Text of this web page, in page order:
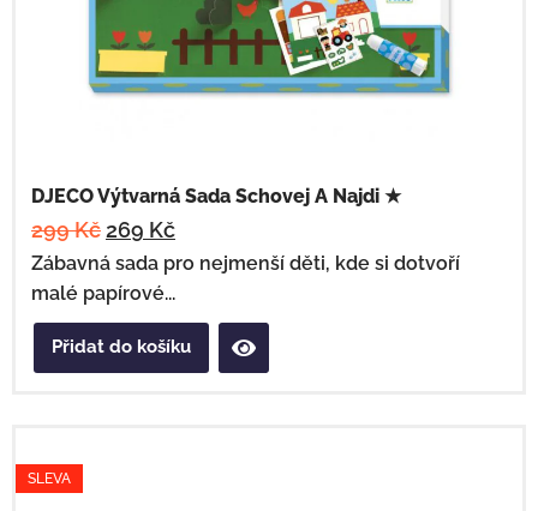
DJECO Výtvarná Sada Schovej A Najdi ★
299Kč 269 Kč
Zábavná sada pro nejmenší děti, kde si dotvoří
malé papírové...
Přidat do košíku
SLEVA